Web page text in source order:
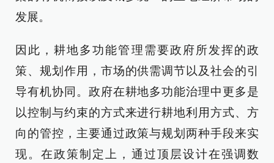
发展。
因此，耕地多功能管理需要政府所发挥的政
策、规划作用，市场的供需调节以及社会的引
导有机协同。政府在耕地多功能治理中更多是
以控制与约束的方式来进行耕地利用方式、方
向的管控，主要通过政策与规划两种手段来实
现。在政策制定上，通过顶层设计在强调数